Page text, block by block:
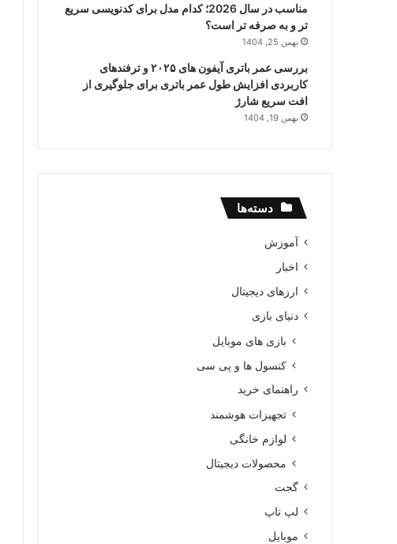
مناسب در سال 2026؛ کدام مدل برای کدنویسی سریع
تر و به صرفه تر است؟
بهمن 25, 1404
بررسی عمر باتری آیفون های ۲۰۲۵ و ترفندهای
کاربردی افزایش طول عمر باتری برای جلوگیری از
افت سریع شارژ
بهمن 19, 1404
دسته‌ها
آموزش
اخبار
ارزهای دیجیتال
دنیای بازی
بازی های موبایل
کنسول ها و پی سی
راهنمای خرید
تجهیزات هوشمند
لوازم خانگی
محصولات دیجیتال
گجت
لپ تاپ
موبایل